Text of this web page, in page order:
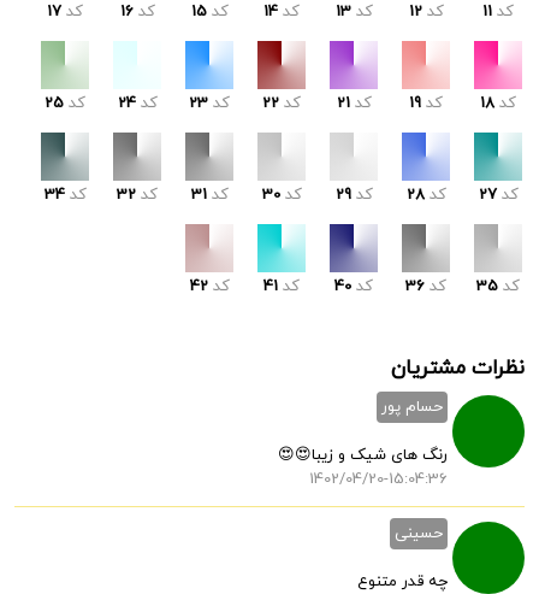
کد 11 کد 12 کد 13 کد 14 کد 15 کد 16 کد 17
کد 18 کد 19 کد 21 کد 22 کد 23 کد 24 کد 25
کد 27 کد 28 کد 29 کد 30 کد 31 کد 32 کد 34
کد 35 کد 36 کد 40 کد 41 کد 42
نظرات مشتریان
حسام پور
رنگ های شیک و زیبا😍😍
1402/04/20-15:04:36
حسینی
چه قدر متنوع